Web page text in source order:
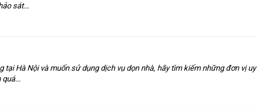
sát...
Hà Nội và muốn sử dụng dịch vụ dọn nhà, hãy tìm kiếm những đơn vị
quá...